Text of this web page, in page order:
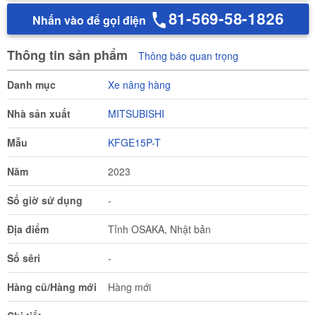
Nhấn vào để gọi điện 81-569-58-1826
Thông tin sản phẩm Thông báo quan trọng
Danh mục Xe nâng hàng
Nhà sản xuất MITSUBISHI
Mẫu KFGE15P-T
Năm 2023
Số giờ sử dụng -
Địa điểm Tỉnh OSAKA, Nhật bản
Số sêri -
Hàng cũ/Hàng mới Hàng mới